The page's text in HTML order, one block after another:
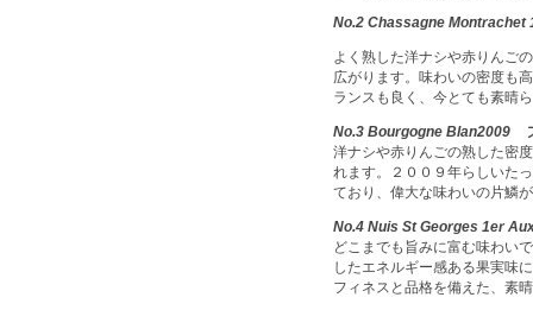
No.2 Chassagne Montrachet
よく熟した洋ナシや赤りんご
広がります。味わいの密度も
ランスも良く、今とても素晴
No.3 Bourgogne Blan2009
洋ナシや赤りんごの熟した密
れます。２００９年らしいた
ており、偉大な味わいの片鱗
No.4 Nuis St Georges 1er
どこまでも旨みに富む味わい
したエネルギー感ある果実味
フィネスと品格を備えた、素